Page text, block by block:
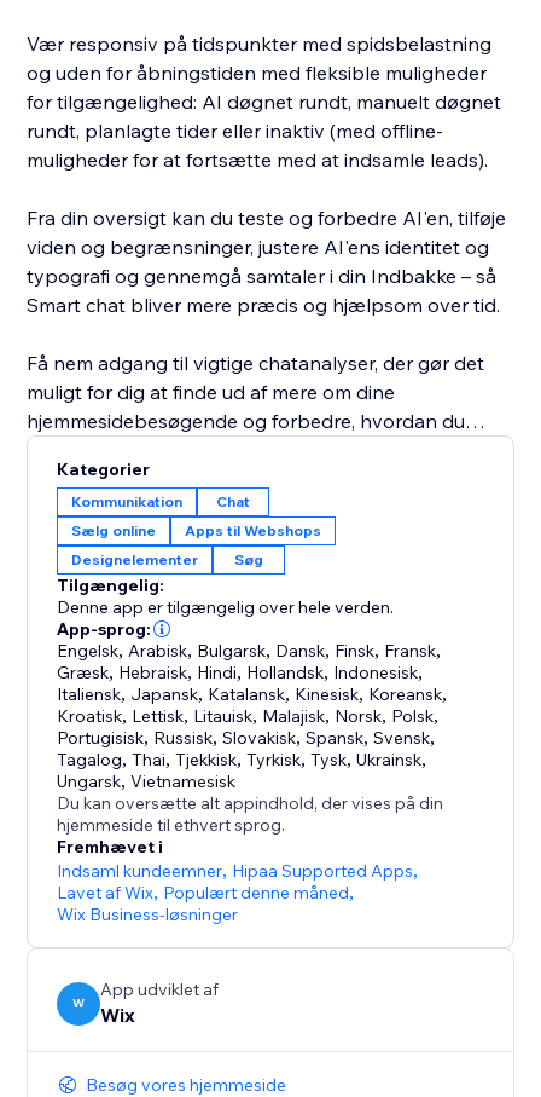
Vær responsiv på tidspunkter med spidsbelastning
og uden for åbningstiden med fleksible muligheder
for tilgængelighed: AI døgnet rundt, manuelt døgnet
rundt, planlagte tider eller inaktiv (med offline-
muligheder for at fortsætte med at indsamle leads).
Fra din oversigt kan du teste og forbedre AI'en, tilføje
viden og begrænsninger, justere AI'ens identitet og
typografi og gennemgå samtaler i din Indbakke – så
Smart chat bliver mere præcis og hjælpsom over tid.
Få nem adgang til vigtige chatanalyser, der gør det
muligt for dig at finde ud af mere om dine
hjemmesidebesøgende og forbedre, hvordan du
Smart chat analyserer også dine samtaler for at give
dig nøgleindsigt i, hvad dine kunder leder efter, og
hvordan du kan forbedre din virksomhed.
Tidligere kendt som Wix AI Site-Chat er Smart chat nu
opgraderet til at inkludere aktiv (Manuel) chat – og
den er designet til at erstatte den gamle Wix Chat
med én samlet løsning.
Kategorier
Kommunikation
Chat
Sælg online
Apps til Webshops
Designelementer
Søg
Tilgængelig:
Denne app er tilgængelig over hele verden.
App-sprog:
Engelsk, Arabisk, Bulgarsk, Dansk, Finsk, Fransk,
Græsk, Hebraisk, Hindi, Hollandsk, Indonesisk,
Italiensk, Japansk, Katalansk, Kinesisk, Koreansk,
Kroatisk, Lettisk, Litauisk, Malajisk, Norsk, Polsk,
Portugisisk, Russisk,Slovakisk,Spansk,Svensk,
Tagalog,Thai,Tjekkisk,Tyrkisk,Tysk,Ukrainsk,
Ungarsk,Vietnamesisk
Du kan oversætte alt appindhold, der vises på din
hjemmeside til ethvert sprog.
Fremhævet i
Indsaml kundeemner, Hipaa Supported Apps,
Lavet af Wix, Populært denne måned,
Wix Business-løsninger
W
App udviklet af
Wix
Besøg vores hjemmeside